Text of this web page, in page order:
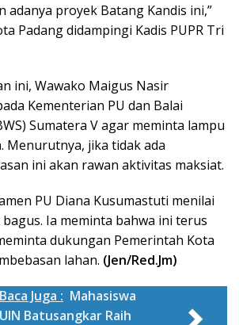
adanya proyek Batang Kandis ini,”
Padang didampingi Kadis PUPR Tri
ini, Wawako Maigus Nasir
Kementerian PU dan Balai
Sumatera V agar meminta lampu
Menurutnya, jika tidak ada
ini akan rawan aktivitas maksiat.
PU Diana Kusumastuti menilai
Ia meminta bahwa ini terus
dukungan Pemerintah Kota
lahan. (Jen/Red.Jm)
Baca Juga : Mahasiswa
UIN Batusangkar Raih